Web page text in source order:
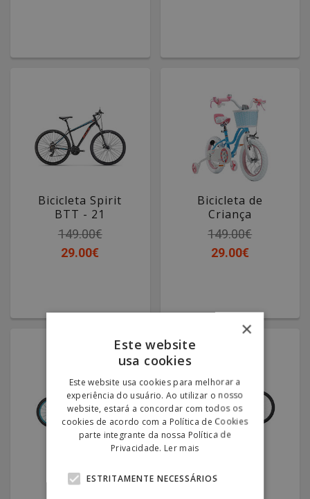
Bicicleta Spirit
BTT - 21
Velocidades
149.00€
29.00€
Bicicleta de
Criança
STAR
149.00€
29.00€
Criança
STAR - Unisexo
Criança
×
Este website
usa cookies
Este website usa cookies para melhorar a
experiência do usuário. Ao utilizar o nosso
website, estará a concordar com todos os
cookies de acordo com a Política de Cookies
parte integrante da nossa Política de
Privacidade. Ler mais
ESTRITAMENTE NECESSÁRIOS